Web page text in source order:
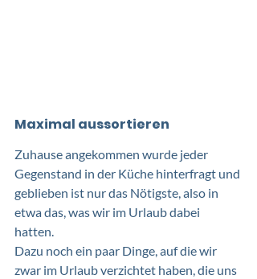
Maximal aussortieren
Zuhause angekommen wurde jeder
Gegenstand in der Küche hinterfragt und
geblieben ist nur das Nötigste, also in
etwa das, was wir im Urlaub dabei
hatten.
Dazu noch ein paar Dinge, auf die wir
zwar im Urlaub verzichtet haben, die uns